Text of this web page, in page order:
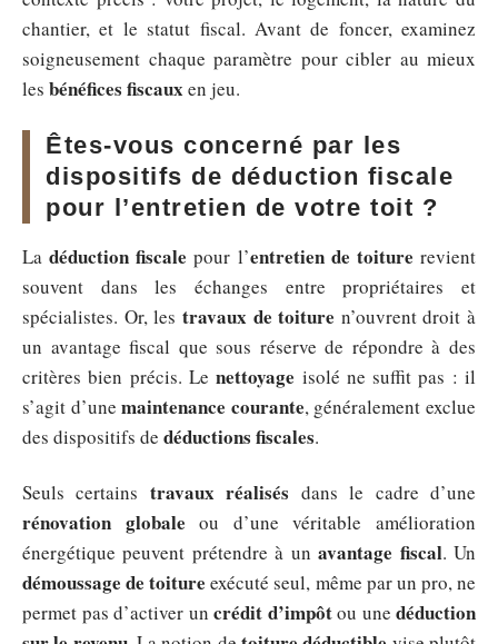
chantier, et le statut fiscal. Avant de foncer, examinez
soigneusement chaque paramètre pour cibler au mieux
les bénéfices fiscaux en jeu.
Êtes-vous concerné par les
dispositifs de déduction fiscale
pour l’entretien de votre toit ?
Ladéduction fiscale pour l’entretien de toiture revient
souvent dans les échanges entre propriétaires et
spécialistes. Or, les travaux de toiture n’ouvrent droit à
un avantage fiscal que sous réserve de répondre à des
critères bien précis. Lenettoyage isolé ne suffit pas : il
s’agit d’unemaintenance courante, généralement exclue
des dispositifs de déductions fiscales.
Seuls certains travaux réalisés dans le cadre d’une
rénovation globale ou d’une véritable amélioration
énergétique peuvent prétendre à unavantage fiscal. Un
démoussage de toiture exécuté seul, même par un pro, ne
permet pas d’activer un crédit d’impôtou une déduction